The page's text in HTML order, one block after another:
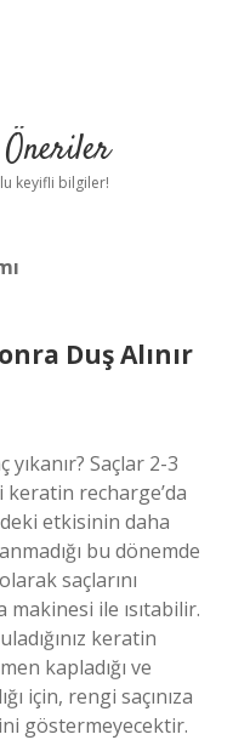
keyifli bilgiler!
Duş Alınır
Saçlar 2-3
keratin recharge’da
etkisinin daha
bu dönemde
saçlarını
ile ısıtabilir.
keratin
kapladığı ve
için, rengi saçınıza
göstermeyecektir.